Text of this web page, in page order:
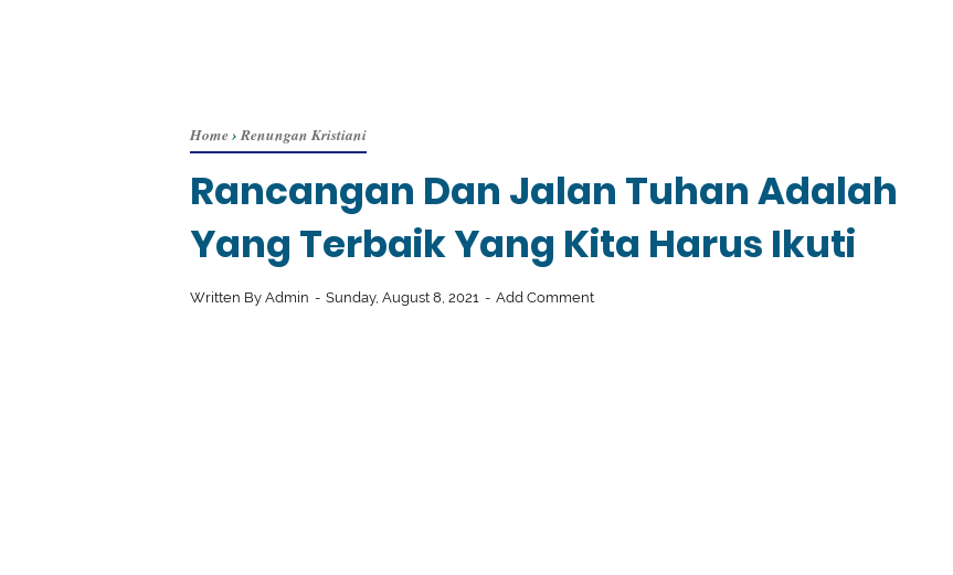
Home› Renungan Kristiani
Rancangan Dan Jalan Tuhan Adalah
Yang Terbaik Yang Kita Harus Ikuti
Written By Admin Sunday, August 8, 2021 Add Comment